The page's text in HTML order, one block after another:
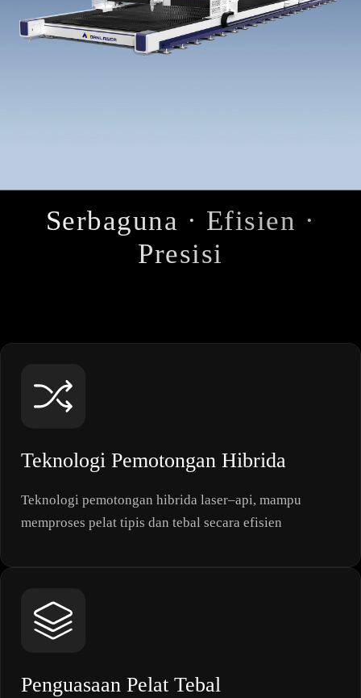
Serbaguna · Efisien ·
Presisi
Teknologi Pemotongan Hibrida
Teknologi pemotongan hibrida laser–api, mampu
memproses pelat tipis dan tebal secara efisien
Penguasaan Pelat Tebal